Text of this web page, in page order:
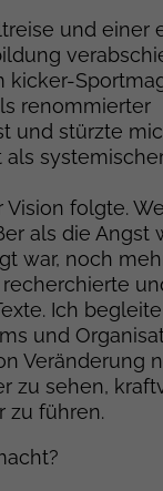
und einer
kicker-
renommierter
und stürzte
als
folgte.
als die Angst
war, noch
Ich
und
Veränderung
zu sehen,
zu führen.